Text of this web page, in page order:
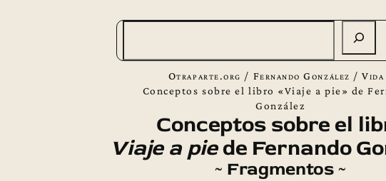
Otraparte.org / Fernando González /Vida
Conceptos sobre el libro «Viaje a pie» de
González
Conceptos sobre el
Viaje a piede Fernando
~ Fragmentos ~